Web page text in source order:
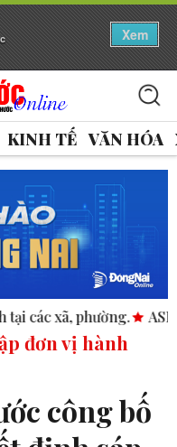
Xem
KINH TẾ VĂN HÓA
ASEAN thúc đẩy bình
đơn vị hành
công bố